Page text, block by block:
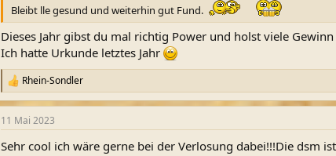
Bleibt lle gesund und weiterhin gut Fund.
Dieses Jahr gibst du mal richtig Power und holst viele Gewinn
Ich hatte Urkunde letztes Jahr
R
e
a
k
i
Rhein-Sondler
11 Mai 2023
Sehr cool ich wäre gerne bei der Verlosung dabei!!!Die dsm